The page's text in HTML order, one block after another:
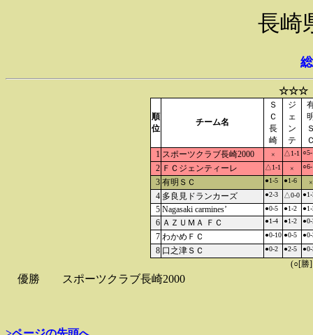
長崎
☆☆☆
順
位
チーム名
Ｓ
Ｃ
長
崎
ジ
ェ
ン
テ
1 スポーツクラブ長崎2000 × △1-1 ○5-
2 ＦＣジェンティーレ △1-1 × ○6-
3 有明ＳＣ ●1-5 ●1-6 ×
4 多良見ドランカーズ ●2-3 △0-0 ●1-
5 Nagasaki carmines’ ●0-5 ●1-2 ●1-
6 ＡＺＵＭＡ ＦＣ ●1-4 ●1-2 ●0-
7 わかめＦＣ ●0-10 ●0-5 ●0-
8 口之津ＳＣ ●0-2 ●2-5 ●0-
(○[勝
優勝 スポーツクラブ長崎2000